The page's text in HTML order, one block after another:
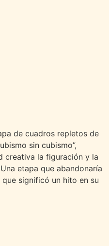
de cuadros repletos de
sin cubismo”,
creativa la figuración y la
etapa que abandonaría
significó un hito en su